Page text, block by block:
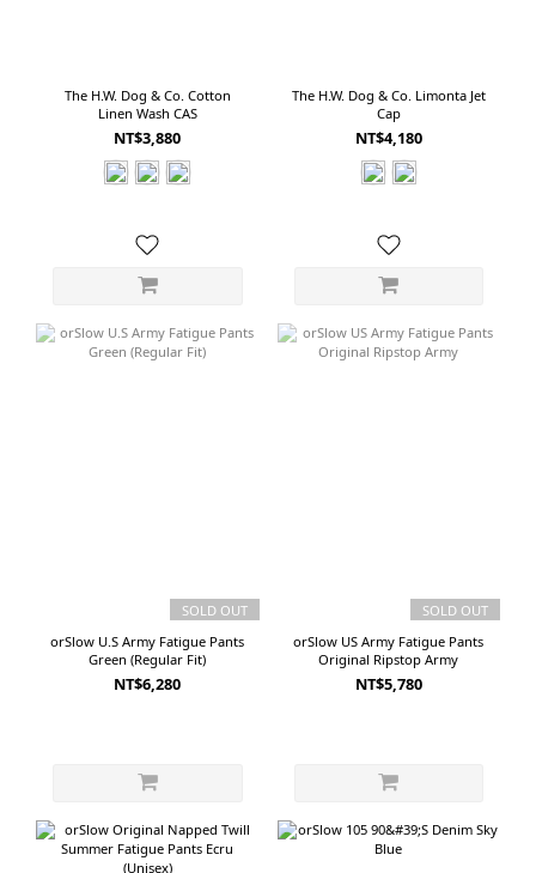
The H.W. Dog & Co. Cotton
Linen Wash CAS
NT$3,880
The H.W. Dog & Co. Limonta Jet
Cap
NT$4,180
SOLD OUT
orSlow U.S Army Fatigue Pants
Green (Regular Fit)
NT$6,280
SOLD OUT
orSlow US Army Fatigue Pants
Original Ripstop Army
NT$5,780